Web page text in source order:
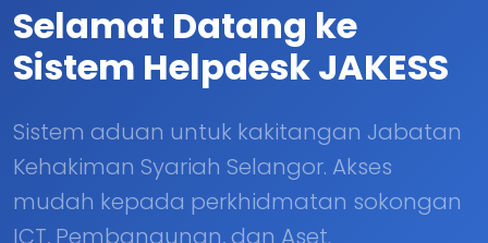
Selamat Datang ke
Sistem Helpdesk JAKESS
Sistem aduan untuk kakitangan Jabatan
Kehakiman Syariah Selangor. Akses
mudah kepada perkhidmatan sokongan
ICT, Pembangunan, dan Aset.